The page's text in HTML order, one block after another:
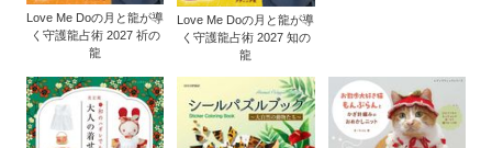
Love Me Doの月と龍が導
く守護龍占術 2027 祈の
龍
Love Me Doの月と龍が導
く守護龍占術 2027 知の
龍